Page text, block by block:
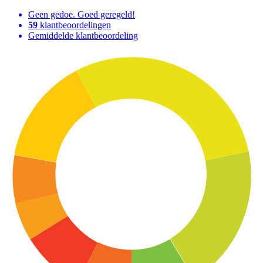
Geen gedoe. Goed geregeld!
59 klantbeoordelingen
Gemiddelde klantbeoordeling